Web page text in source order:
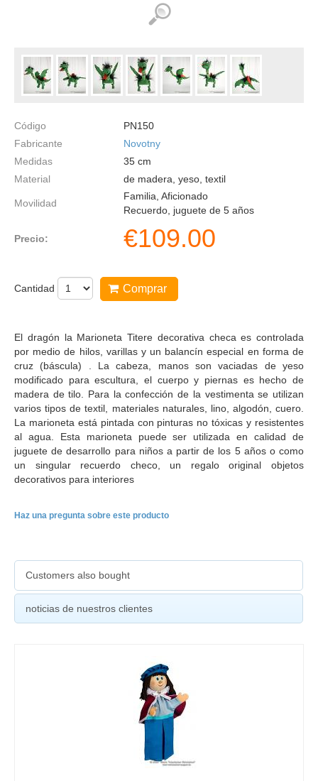
Código
PN150
Fabricante
Novotny
Medidas
35 cm
Material
de madera, yeso, textil
Movilidad
Familia, Aficionado
Recuerdo, juguete de 5 años
Precio: €109.00
Cantidad Comprar
El dragón la Marioneta Titere decorativa checa es controlada
por medio de hilos, varillas y un balancín especial en forma de
cruz (báscula) . La cabeza, manos son vaciadas de yeso
modificado para escultura, el cuerpo y piernas es hecho de
madera de tilo. Para la confección de la vestimenta se utilizan
varios tipos de textil, materiales naturales, lino, algodón, cuero.
La marioneta está pintada con pinturas no tóxicas y resistentes
al agua. Esta marioneta puede ser utilizada en calidad de
juguete de desarrollo para niños a partir de los 5 años o como
un singular recuerdo checo, un regalo original objetos
decorativos para interiores
Haz una pregunta sobre este producto
Customers also bought
noticias de nuestros clientes